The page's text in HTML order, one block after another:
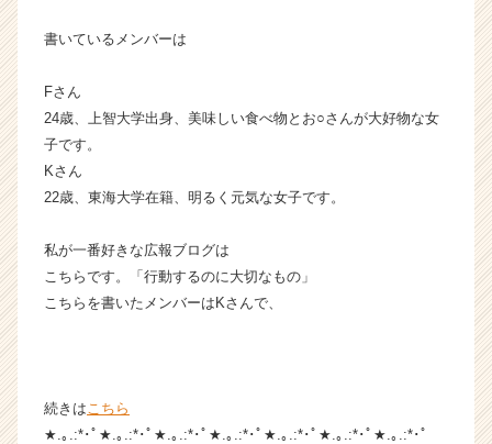
ャ
企
ら
カ
ト
が
サ
書いているメンバーは
Fさん
24歳、上智大学出身、美味しい食べ物とお○さんが大好物な女
子です。
Kさん
22歳、東海大学在籍、明るく元気な女子です。
私が一番好きな広報ブログは
こちらです。「行動するのに大切なもの」
こちらを書いたメンバーはKさんで、
続きは こちら
★.｡.:*･ﾟ★.｡.:*･ﾟ★.｡.:*･ﾟ★.｡.:*･ﾟ★.｡.:*･ﾟ★.｡.:*･ﾟ★.｡.:*･ﾟ